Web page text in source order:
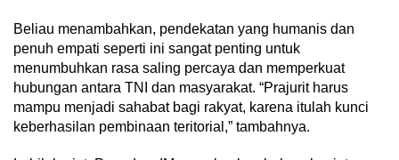
Beliau menambahkan, pendekatan yang humanis dan
penuh empati seperti ini sangat penting untuk
menumbuhkan rasa saling percaya dan memperkuat
hubungan antara TNI dan masyarakat. “Prajurit harus
mampu menjadi sahabat bagi rakyat, karena itulah kunci
keberhasilan pembinaan teritorial,” tambahnya.